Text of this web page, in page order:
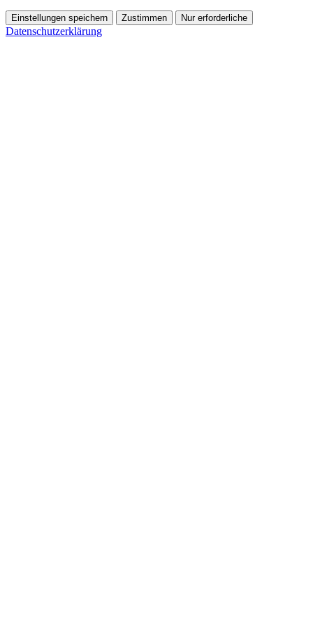
Einstellungen speichern Zustimmen Nur erforderliche
Datenschutzerklärung